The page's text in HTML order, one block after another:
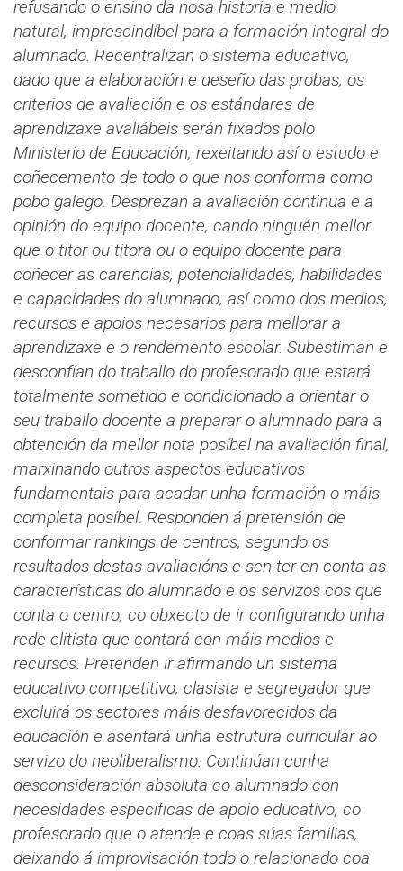
refusando o ensino da nosa historia e medio
natural, imprescindíbel para a formación integral do
alumnado. Recentralizan o sistema educativo,
dado que a elaboración e deseño das probas, os
criterios de avaliación e os estándares de
aprendizaxe avaliábeis serán fixados polo
Ministerio de Educación, rexeitando así o estudo e
coñecemento de todo o que nos conforma como
pobo galego. Desprezan a avaliación continua e a
opinión do equipo docente, cando ninguén mellor
que o titor ou titora ou o equipo docente para
coñecer as carencias, potencialidades, habilidades
e capacidades do alumnado, así como dos medios,
recursos e apoios necesarios para mellorar a
aprendizaxe e o rendemento escolar. Subestiman e
desconfían do traballo do profesorado que estará
totalmente sometido e condicionado a orientar o
seu traballo docente a preparar o alumnado para a
obtención da mellor nota posíbel na avaliación final,
marxinando outros aspectos educativos
fundamentais para acadar unha formación o máis
completa posíbel. Responden á pretensión de
conformar rankings de centros, segundo os
resultados destas avaliacións e sen ter en conta as
características do alumnado e os servizos cos que
conta o centro, co obxecto de ir configurando unha
rede elitista que contará con máis medios e
recursos. Pretenden ir afirmando un sistema
educativo competitivo, clasista e segregador que
excluirá os sectores máis desfavorecidos da
educación e asentará unha estrutura curricular ao
servizo do neoliberalismo. Continúan cunha
desconsideración absoluta co alumnado con
necesidades específicas de apoio educativo, co
profesorado que o atende e coas súas familias,
deixando á improvisación todo o relacionado coa